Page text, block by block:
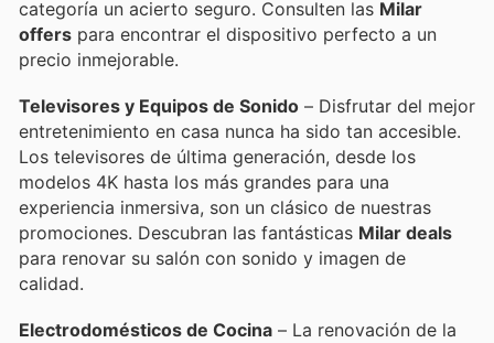
categoría un acierto seguro. Consulten las Milar
offers para encontrar el dispositivo perfecto a un
precio inmejorable.
Televisores y Equipos de Sonido – Disfrutar del mejor
entretenimiento en casa nunca ha sido tan accesible.
Los televisores de última generación, desde los
modelos 4K hasta los más grandes para una
experiencia inmersiva, son un clásico de nuestras
promociones. Descubran las fantásticas Milar deals
para renovar su salón con sonido y imagen de
calidad.
Electrodomésticos de Cocina – La renovación de la